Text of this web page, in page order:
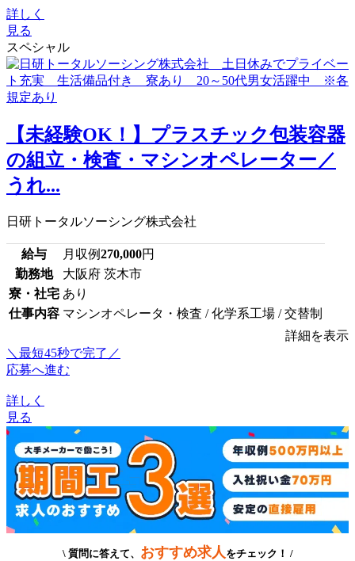
詳しく
見る
スペシャル
【未経験OK！】プラスチック包装容器
の組立・検査・マシンオペレーター／
うれ...
日研トータルソーシング株式会社
給与 月収例270,000円
勤務地
大阪府 茨木市
寮・社宅 あり
仕事内容 マシンオペレータ・検査 / 化学系工場 / 交替制
詳細を表示
＼最短45秒で完了／
応募へ進む
詳しく
見る
\ 質問に答えて、 おすすめ求人 をチェック！ /